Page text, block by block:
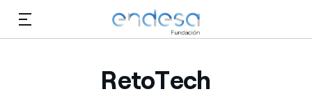
RetoTech